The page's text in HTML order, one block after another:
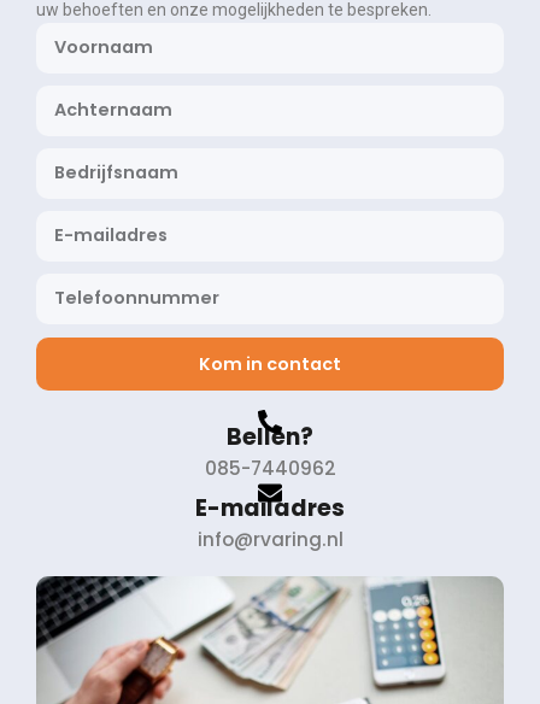
uw behoeften en onze mogelijkheden te bespreken.
Kom in contact
Bellen?
085-7440962
E-mailadres
info@rvaring.nl